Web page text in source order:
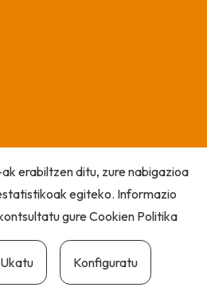
erabiltzen ditu, zure nabigazioa
egiteko. Informazio
gureCookien Politika
Ukatu Konfiguratu